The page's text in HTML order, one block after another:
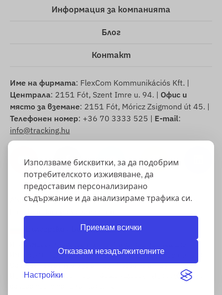
Използваме бисквитки, за да подобрим
потребителското изживяване, да
предоставим персонализирано
съдържание и да анализираме трафика си.
Приемам всички
Отказвам незадължителните
Настройки
Информация за компанията
Блог
Контакт
Име на фирмата: FlexCom Kommunikációs Kft. |
Централа: 2151 Fót, Szent Imre u. 94. | Офис и
място за вземане: 2151 Fót, Móricz Zsigmond út 45. |
Телефонен номер: +36 70 3333 525 | E-mail:
info@tracking.hu
Авторско право © 2025 FlexCom Communications
Български лев
Информация за бисквитките
Гаранция и отговорност за несъответствия
Образец на формуляр за отказ-Право на отказ-
Информация за доставка
Информация за